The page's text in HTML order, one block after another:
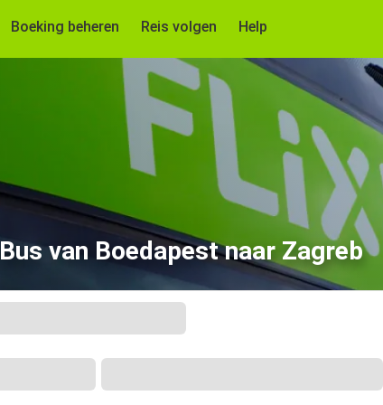
Boeking beheren Reis volgen Help
Bus van Boedapest naar Zagreb